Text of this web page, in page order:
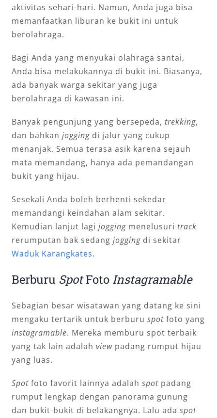
aktivitas sehari-hari. Namun, Anda juga bisa
memanfaatkan liburan ke bukit ini untuk
berolahraga.
Bagi Anda yang menyukai olahraga santai,
Anda bisa melakukannya di bukit ini. Biasanya,
ada banyak warga sekitar yang juga
berolahraga di kawasan ini.
Banyak pengunjung yang bersepeda, trekking,
dan bahkan joggingdi jalur yang cukup
menanjak. Semua terasa asik karena sejauh
mata memandang, hanya ada pemandangan
bukit yang hijau.
Sesekali Anda boleh berhenti sekedar
memandangi keindahan alam sekitar.
Kemudian lanjut lagi joggingmenelusuri track
rerumputan bak sedang joggingdi sekitar
Waduk Karangkates.
Berburu SpotFoto Instagramable
Sebagian besar wisatawan yang datang ke sini
mengaku tertarik untuk berburu spotfoto yang
instagramable. Mereka memburu spot terbaik
yang tak lain adalah viewpadang rumput hijau
yang luas.
Spotfoto favorit lainnya adalah spotpadang
rumput lengkap dengan panorama gunung
dan bukit-bukit di belakangnya. Lalu ada spot